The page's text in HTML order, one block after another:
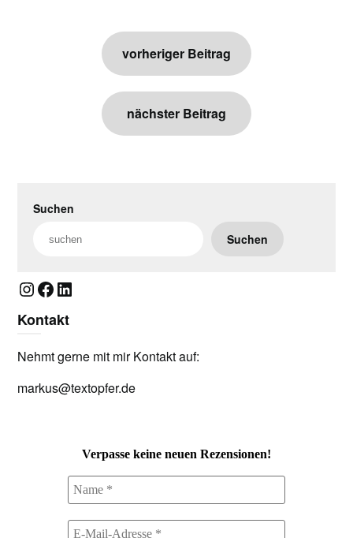
Beitragsnavigation
vorheriger Beitrag
nächster Beitrag
Suchen
Suchen
Instagram
Facebook
LinkedIn
Kontakt
Nehmt gerne mit mir Kontakt auf:
markus@textopfer.de
Verpasse keine neuen Rezensionen!